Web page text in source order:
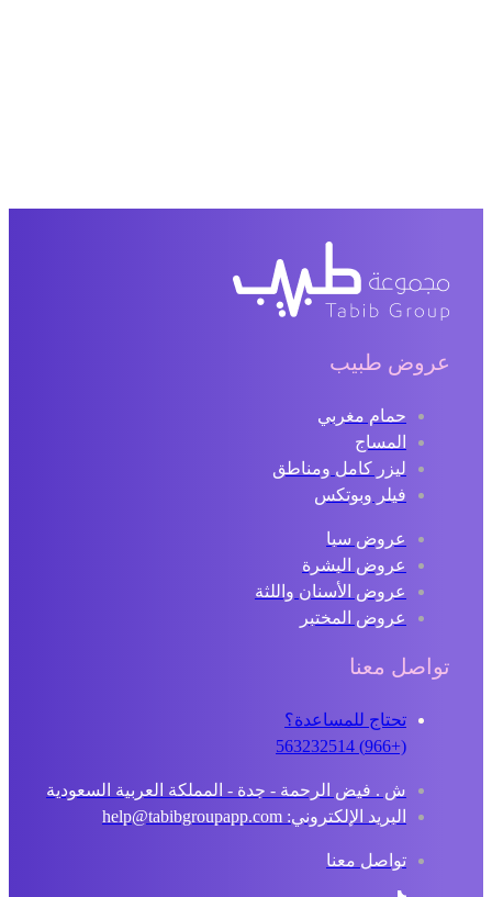
طبيب
حمام مغربي
المساج
ليزر كامل ومناطق
فيلر وبوتكس
عروض سبا
عروض البشرة
عروض الأسنان واللثة
عروض المختبر
معنا
تحتاج للمساعدة؟
ش . فيض الرحمة - جدة - المملكة العربية السعودية
البريد الإلكتروني: help@tabibgroupapp.com
تواصل معنا